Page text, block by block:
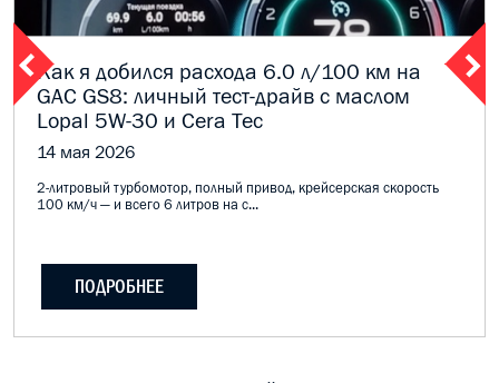
Как я добился расхода 6.0 л/100 км на
GAC GS8: личный тест-драйв с маслом
Lopal 5W-30 и Cera Tec
14 мая 2026
2-литровый турбомотор, полный привод, крейсерская скорость
100 км/ч — и всего 6 литров на с...
ПОДРОБНЕЕ